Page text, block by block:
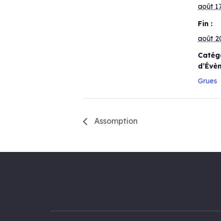
août
Fin :
août
Grues
Assomption